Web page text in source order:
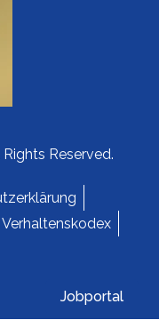
Jobportal
Rights Reserved.
Verhaltenskodex